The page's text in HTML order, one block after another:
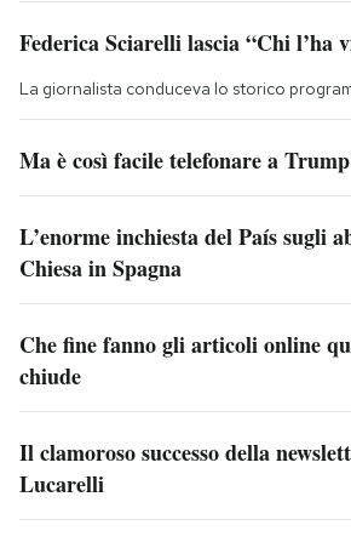
Federica Sciarelli lascia “Chi l’ha
La giornalista conduceva lo storico
Ma è così facile telefonare a
L’enorme inchiesta del País sugli
Chiesa in Spagna
Che fine fanno gli articoli online
chiude
Il clamoroso successo della
Lucarelli